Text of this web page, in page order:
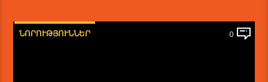
ՆՈՐՈՒԹՅՈՒՆՆԵՐ 0